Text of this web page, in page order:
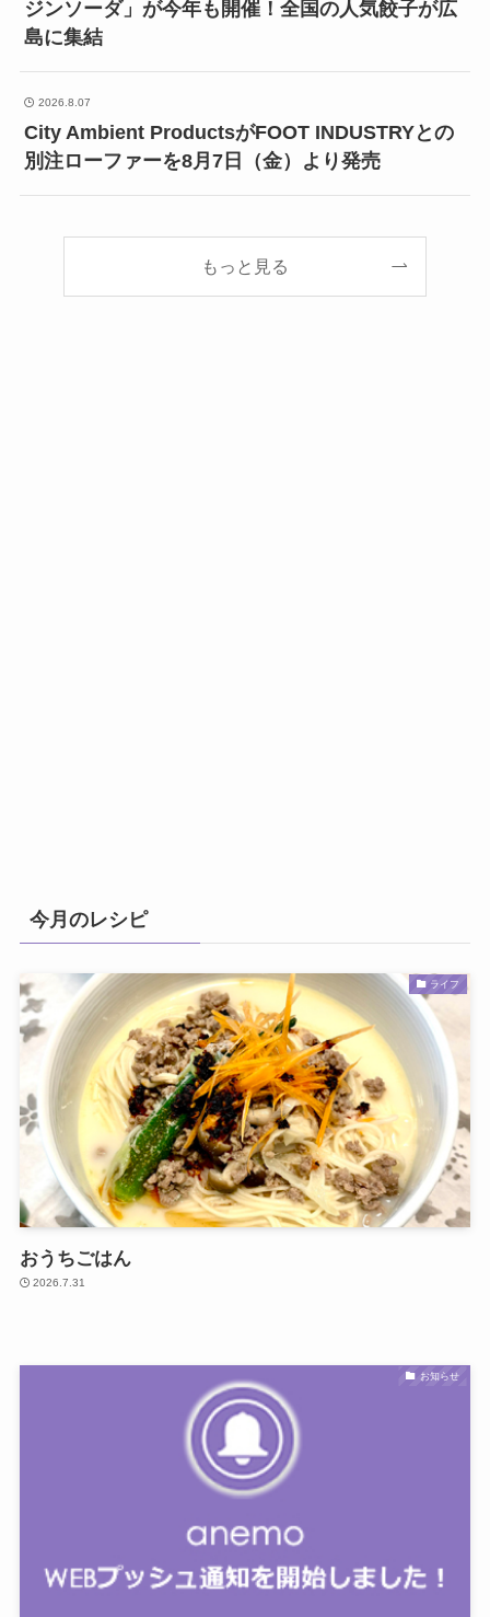
ジンソーダ」が今年も開催！全国の人気餃子が広
島に集結
2026.8.07
City Ambient ProductsがFOOT INDUSTRYとの
別注ローファーを8月7日（金）より発売
もっと見る
今月のレシピ
ライフ
おうちごはん
2026.7.31
お知らせ